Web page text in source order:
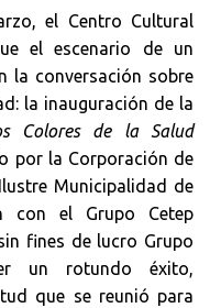
el Centro Cultural
el escenario de un
la conversación sobre
la inauguración de la
Colores de la Salud
por la Corporación de
Municipalidad de
con el Grupo Cetep
fines de lucro Grupo
un rotundo éxito,
que se reunió para